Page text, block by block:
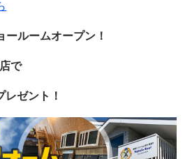
ルームオープン！
で
ゼント！